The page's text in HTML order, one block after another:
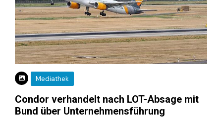
Mediathek
Condor verhandelt nach LOT-Absage mit
Bund über Unternehmensführung